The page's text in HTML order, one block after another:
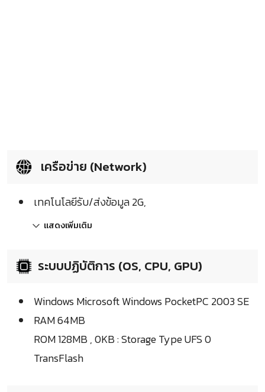
เครือข่าย (Network)
เทคโนโลยีรับ/ส่งข้อมูล 2G,
แสดงเพิ่มเติม
ระบบปฏิบัติการ (OS, CPU, GPU)
Windows Microsoft Windows PocketPC 2003 SE
RAM 64MB
ROM 128MB , 0KB : Storage Type UFS 0
TransFlash